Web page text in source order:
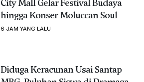
City Mall Gelar Festival Budaya
hingga Konser Moluccan Soul
6 JAM YANG LALU
Diduga Keracunan Usai Santap